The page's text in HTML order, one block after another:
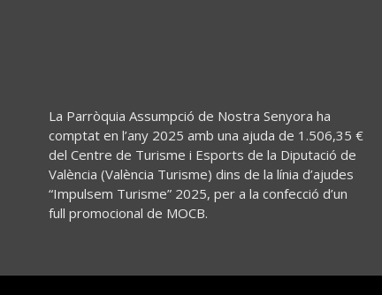
La Parròquia Assumpció de Nostra Senyora ha
comptat en l’any 2025 amb una ajuda de 1.506,35 €
del Centre de Turisme i Esports de la Diputació de
València (València Turisme) dins de la línia d’ajudes
“Impulsem Turisme” 2025, per a la confecció d’un
full promocional de MOCB.